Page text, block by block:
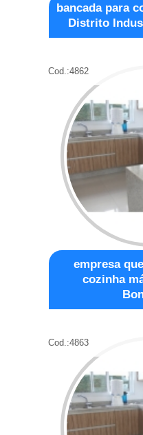
bancada para
Distrito
Cod.:4862
empresa
cozinha
Cod.:4863